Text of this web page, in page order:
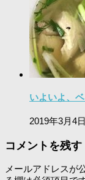
いよいよ、
2019年3月4日
コメントを残す
メールアドレスが